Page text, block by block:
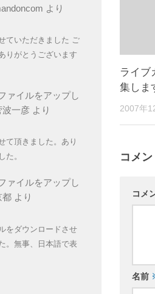
ライブ
集しま
2007年
コメ
コメ
名前
より
ていただきました ご
りがとうございます
ァイルをアップし
波一彦より
て頂きました。あり
た。
ァイルをアップし
都より
をダウンロードさせ
。無事、日本語で表